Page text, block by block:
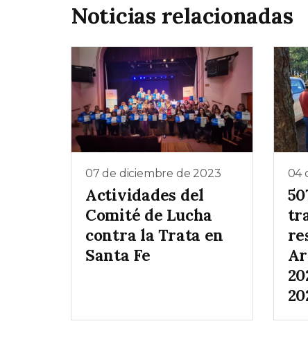
Noticias relacionadas
07 de diciembre de 2023
Actividades del
Comité de Lucha
contra la Trata en
Santa Fe
04